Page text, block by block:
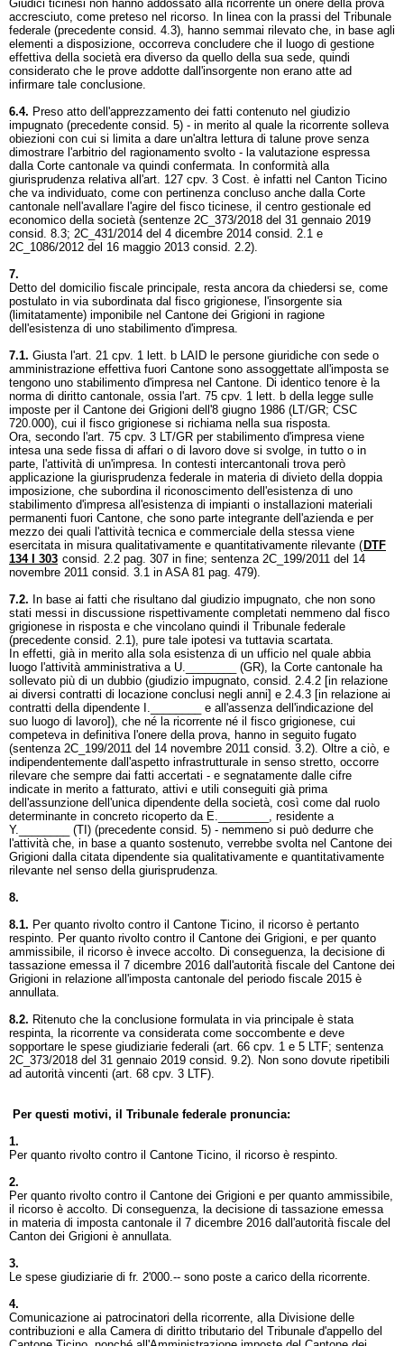
Giudici ticinesi non hanno addossato alla ricorrente un onere della prova
accresciuto, come preteso nel ricorso. In linea con la prassi del Tribunale
federale (precedente consid. 4.3), hanno semmai rilevato che, in base agli
elementi a disposizione, occorreva concludere che il luogo di gestione
effettiva della società era diverso da quello della sua sede, quindi
considerato che le prove addotte dall'insorgente non erano atte ad
infirmare tale conclusione.
6.4. Preso atto dell'apprezzamento dei fatti contenuto nel giudizio
impugnato (precedente consid. 5) - in merito al quale la ricorrente solleva
obiezioni con cui si limita a dare un'altra lettura di talune prove senza
dimostrare l'arbitrio del ragionamento svolto - la valutazione espressa
dalla Corte cantonale va quindi confermata. In conformità alla
giurisprudenza relativa all'art. 127 cpv. 3 Cost. è infatti nel Canton Ticino
che va individuato, come con pertinenza concluso anche dalla Corte
cantonale nell'avallare l'agire del fisco ticinese, il centro gestionale ed
economico della società (sentenze 2C_373/2018 del 31 gennaio 2019
consid. 8.3; 2C_431/2014 del 4 dicembre 2014 consid. 2.1 e
2C_1086/2012 del 16 maggio 2013 consid. 2.2).
7.
Detto del domicilio fiscale principale, resta ancora da chiedersi se, come
postulato in via subordinata dal fisco grigionese, l'insorgente sia
(limitatamente) imponibile nel Cantone dei Grigioni in ragione
dell'esistenza di uno stabilimento d'impresa.
7.1. Giusta l'art. 21 cpv. 1 lett. b LAID le persone giuridiche con sede o
amministrazione effettiva fuori Cantone sono assoggettate all'imposta se
tengono uno stabilimento d'impresa nel Cantone. Di identico tenore è la
norma di diritto cantonale, ossia l'art. 75 cpv. 1 lett. b della legge sulle
imposte per il Cantone dei Grigioni dell'8 giugno 1986 (LT/GR; CSC
720.000), cui il fisco grigionese si richiama nella sua risposta.
Ora, secondo l'art. 75 cpv. 3 LT/GR per stabilimento d'impresa viene
intesa una sede fissa di affari o di lavoro dove si svolge, in tutto o in
parte, l'attività di un'impresa. In contesti intercantonali trova però
applicazione la giurisprudenza federale in materia di divieto della doppia
imposizione, che subordina il riconoscimento dell'esistenza di uno
stabilimento d'impresa all'esistenza di impianti o installazioni materiali
permanenti fuori Cantone, che sono parte integrante dell'azienda e per
mezzo dei quali l'attività tecnica e commerciale della stessa viene
esercitata in misura qualitativamente e quantitativamente rilevante ( DTF
134 I 303 consid. 2.2 pag. 307 in fine; sentenza 2C_199/2011 del 14
novembre 2011 consid. 3.1 in ASA 81 pag. 479).
7.2. In base ai fatti che risultano dal giudizio impugnato, che non sono
stati messi in discussione rispettivamente completati nemmeno dal fisco
grigionese in risposta e che vincolano quindi il Tribunale federale
(precedente consid. 2.1), pure tale ipotesi va tuttavia scartata.
In effetti, già in merito alla sola esistenza di un ufficio nel quale abbia
luogo l'attività amministrativa a U.________ (GR), la Corte cantonale ha
sollevato più di un dubbio (giudizio impugnato, consid. 2.4.2 [in relazione
ai diversi contratti di locazione conclusi negli anni] e 2.4.3 [in relazione ai
contratti della dipendente I.________ e all'assenza dell'indicazione del
suo luogo di lavoro]), che né la ricorrente né il fisco grigionese, cui
competeva in definitiva l'onere della prova, hanno in seguito fugato
(sentenza 2C_199/2011 del 14 novembre 2011 consid. 3.2). Oltre a ciò, e
indipendentemente dall'aspetto infrastrutturale in senso stretto, occorre
rilevare che sempre dai fatti accertati - e segnatamente dalle cifre
indicate in merito a fatturato, attivi e utili conseguiti già prima
dell'assunzione dell'unica dipendente della società, così come dal ruolo
determinante in concreto ricoperto da E.________, residente a
Y.________ (TI) (precedente consid. 5) - nemmeno si può dedurre che
l'attività che, in base a quanto sostenuto, verrebbe svolta nel Cantone dei
Grigioni dalla citata dipendente sia qualitativamente e quantitativamente
rilevante nel senso della giurisprudenza.
8.
8.1. Per quanto rivolto contro il Cantone Ticino, il ricorso è pertanto
respinto. Per quanto rivolto contro il Cantone dei Grigioni, e per quanto
ammissibile, il ricorso è invece accolto. Di conseguenza, la decisione di
tassazione emessa il 7 dicembre 2016 dall'autorità fiscale del Cantone dei
Grigioni in relazione all'imposta cantonale del periodo fiscale 2015 è
annullata.
8.2. Ritenuto che la conclusione formulata in via principale è stata
respinta, la ricorrente va considerata come soccombente e deve
sopportare le spese giudiziarie federali (art. 66 cpv. 1 e 5 LTF; sentenza
2C_373/2018 del 31 gennaio 2019 consid. 9.2). Non sono dovute ripetibili
ad autorità vincenti (art. 68 cpv. 3 LTF).
Per questi motivi, il Tribunale federale pronuncia:
1.
Per quanto rivolto contro il Cantone Ticino, il ricorso è respinto.
2.
Per quanto rivolto contro il Cantone dei Grigioni e per quanto ammissibile,
il ricorso è accolto. Di conseguenza, la decisione di tassazione emessa
in materia di imposta cantonale il 7 dicembre 2016 dall'autorità fiscale del
Canton dei Grigioni è annullata.
3.
Le spese giudiziarie di fr. 2'000.-- sono poste a carico della ricorrente.
4.
Comunicazione ai patrocinatori della ricorrente, alla Divisione delle
contribuzioni e alla Camera di diritto tributario del Tribunale d'appello del